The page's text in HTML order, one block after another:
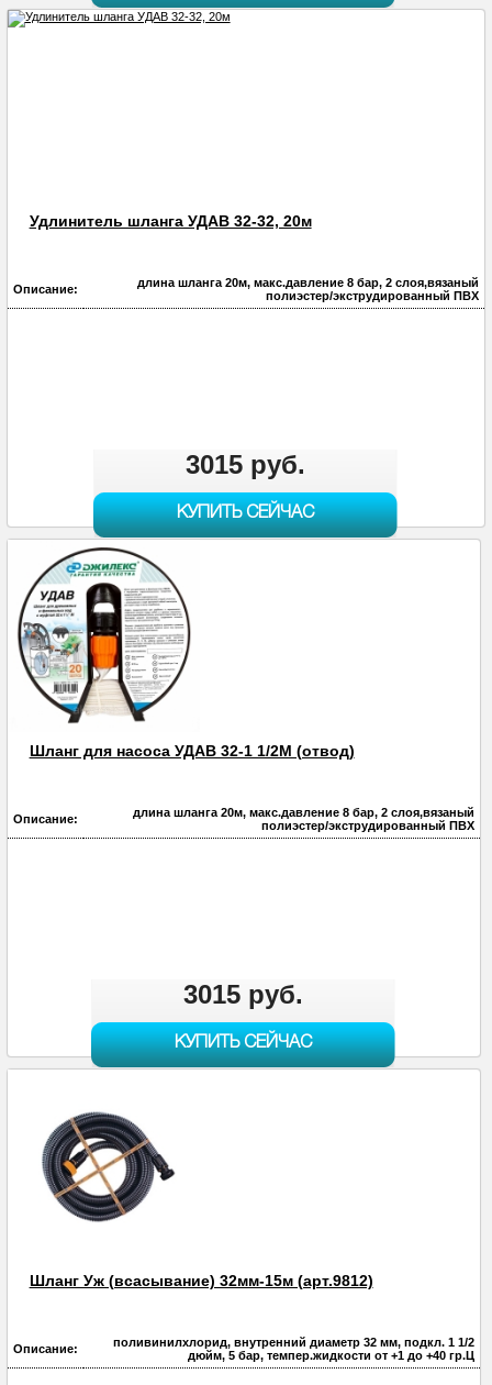
Удлинитель шланга УДАВ 32-32, 20м
Описание:
длина шланга 20м, макс.давление 8 бар, 2 слоя,вязаный
полиэстер/экструдированный ПВХ
3015 руб.
КУПИТЬ СЕЙЧАС
Шланг для насоса УДАВ 32-1 1/2М (отвод)
Описание:
длина шланга 20м, макс.давление 8 бар, 2 слоя,вязаный
полиэстер/экструдированный ПВХ
3015 руб.
КУПИТЬ СЕЙЧАС
Шланг Уж (всасывание) 32мм-15м (арт.9812)
Описание:
поливинилхлорид, внутренний диаметр 32 мм, подкл. 1 1/2
дюйм, 5 бар, темпер.жидкости от +1 до +40 гр.Ц